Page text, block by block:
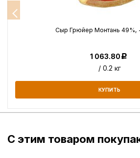
Сыр Грюйер Монтань 49%,
1 063.80Р
/ 0.2 кг
КУПИТЬ
С этим товаром